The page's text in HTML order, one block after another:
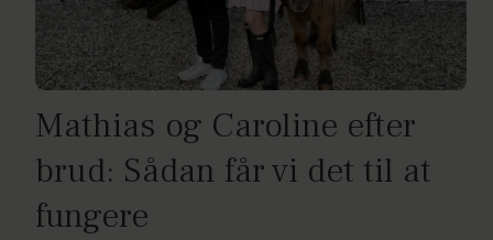
Mathias og Caroline efter
brud: Sådan får vi det til at
fungere